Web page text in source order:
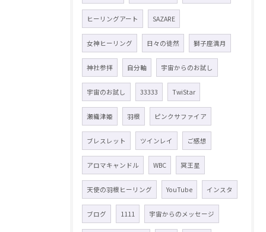
ヒーリングアート SAZARE
女神ヒーリング 日々の徒然 獅子座満月
神社参拝 自分軸 宇宙からのお試し
宇宙のお試し 33333 TwiStar
瀬織津姫 羽根 ピンクサファイア
ブレスレット ツインレイ ご感想
アロマキャンドル WBC 冥王星
天使の羽根ヒーリング YouTube インスタ
ブログ 1111 宇宙からのメッセージ